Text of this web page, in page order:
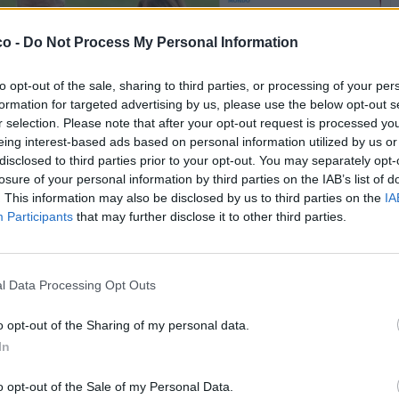
- Do Not Process My Personal Information
opt-out of the sale, sharing to third parties, or processing of your
for targeted advertising by us, please use the below opt-out
selection. Please note that after your opt-out request is processed
interest-based ads based on personal information utilized by us
to third parties prior to your opt-out. You may separately
of your personal information by third parties on the IAB’s list of
This information may also be disclosed by us to third parties on the
Participants that may further disclose it to other third parties.
Data Processing Opt Outs
opt-out of the Sharing of my personal data.
opt-out of the Sale of my Personal Data.
Stime: 9 Commenti: 2
Ti stimo fratello Link Salva